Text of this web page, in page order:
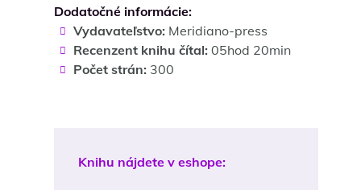
Dodatočné informácie:
Vydavateľstvo:Meridiano-press
Recenzent knihu čítal:05hod 20min
Počet strán:300
Knihu nájdete v eshope: